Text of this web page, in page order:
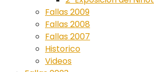
Fallas 2009
Fallas 2008
Fallas 2007
Historico
Videos